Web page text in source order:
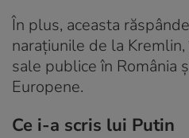
În plus, aceasta
narațiunile de la
sale publice în România
Europene.
Ce i-a scris lui Putin